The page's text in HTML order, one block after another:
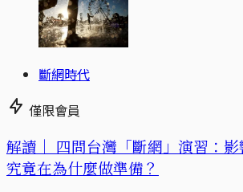
斷網時代
僅限會員
解讀｜ 四問台灣「斷網」演習：影
究竟在為什麼做準備？